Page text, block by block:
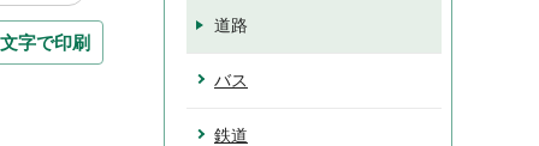
字で印刷
道路
バス
鉄道